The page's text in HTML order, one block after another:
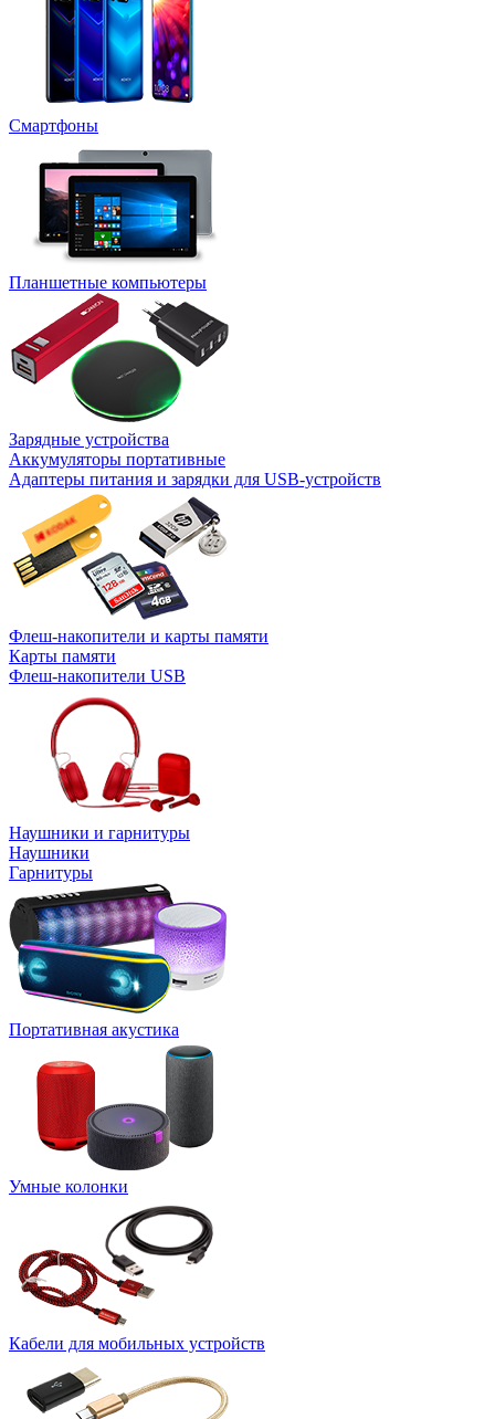
Смартфоны
Планшетные компьютеры
Зарядные устройства
Аккумуляторы портативные
Адаптеры питания и зарядки для USB-устройств
Флеш-накопители и карты памяти
Карты памяти
Флеш-накопители USB
Наушники и гарнитуры
Наушники
Гарнитуры
Портативная акустика
Умные колонки
Кабели для мобильных устройств